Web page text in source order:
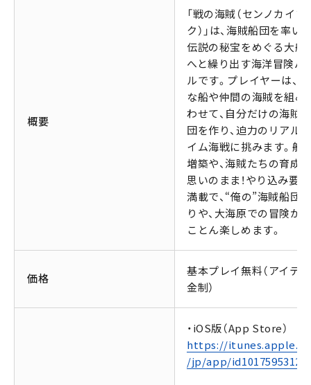
概要
「戦の海賊（センノカイゾ
ク）」は、海賊船団を率い
伝説の秘宝をめぐる大航
へと繰り出す海洋冒険バ
ルです。プレイヤーは、
な船や仲間の海賊を組み
わせて、自分だけの海賊
団を作り、迫力のリアル
イム海戦に挑みます。船
増築や、海賊たちの育成
思いのまま！やり込み要
満載で、“俺の”海賊船団作
りや、大海原での冒険が
ことん楽しめます。
価格
基本プレイ無料（アイテ
金制）
・iOS版（App Store）
https://
/jp/app/id1017595312